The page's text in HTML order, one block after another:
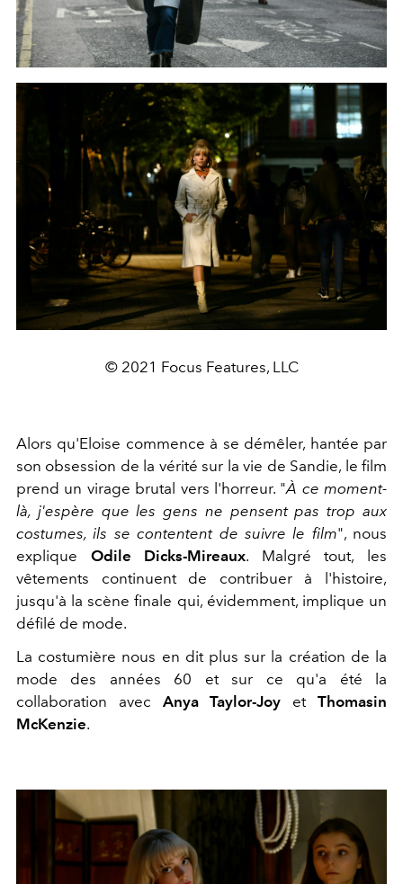
© 2021 Focus Features, LLC
Alors qu'Eloise commence à se démêler, hantée par
son obsession de la vérité sur la vie de Sandie, le film
prend un virage brutal vers l'horreur. "À ce moment-
là, j'espère que les gens ne pensent pas trop aux
costumes, ils se contentent de suivre le film", nous
explique Odile Dicks-Mireaux. Malgré tout, les
vêtements continuent de contribuer à l'histoire,
jusqu'à la scène finale qui, évidemment, implique un
défilé de mode.
La costumière nous en dit plus sur la création de la
mode des années 60 et sur ce qu'a été la
collaboration avec Anya Taylor-Joy etThomasin
McKenzie.